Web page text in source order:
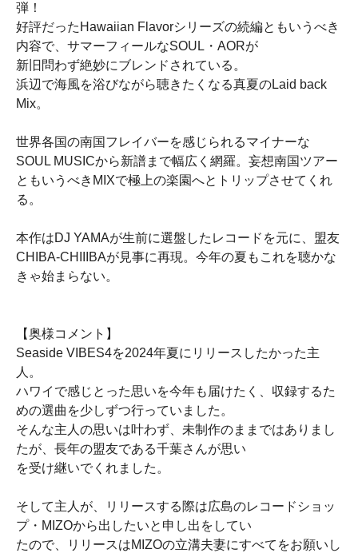
弾！
好評だったHawaiian Flavorシリーズの続編ともいうべき
内容で、サマーフィールなSOUL・AORが
新旧問わず絶妙にブレンドされている。
浜辺で海風を浴びながら聴きたくなる真夏のLaid back
Mix。
世界各国の南国フレイバーを感じられるマイナーな
SOUL MUSICから新譜まで幅広く網羅。妄想南国ツアー
ともいうべきMIXで極上の楽園へとトリップさせてくれ
る。
本作はDJ YAMAが生前に選盤したレコードを元に、盟友
CHIBA-CHIIIBAが見事に再現。今年の夏もこれを聴かな
きゃ始まらない。
【奥様コメント】
Seaside VIBES4を2024年夏にリリースしたかった主
人。
ハワイで感じとった思いを今年も届けたく、収録するた
めの選曲を少しずつ行っていました。
そんな主人の思いは叶わず、未制作のままではありまし
たが、長年の盟友である千葉さんが思い
を受け継いでくれました。
そして主人が、リリースする際は広島のレコードショッ
プ・MIZOから出したいと申し出をしてい
たので、リリースはMIZOの立溝夫妻にすべてをお願いし